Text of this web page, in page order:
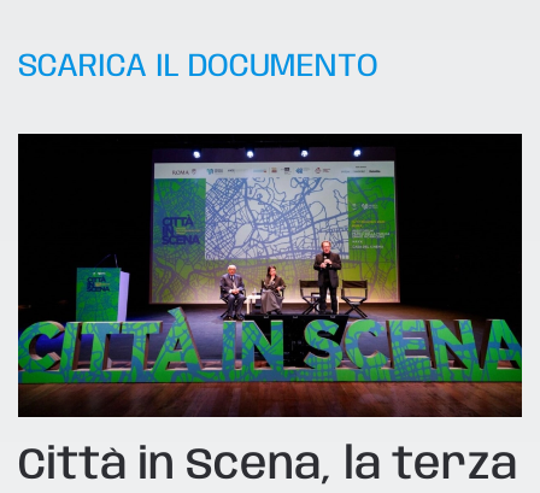
SCARICA IL DOCUMENTO
Città in Scena, la terza